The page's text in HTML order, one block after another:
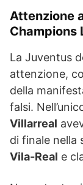
Attenzione
Champions
La Juventus
attenzione,
della
falsi.
Villarreal
di finale nella
Vila-Real e